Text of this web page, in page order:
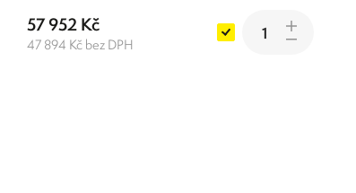
57 952 Kč
47 894 Kč bez DPH